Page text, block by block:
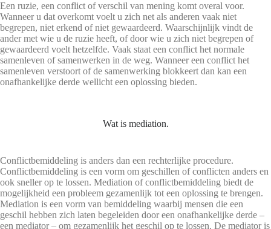
Een ruzie, een conflict of verschil van mening komt overal voor.
Wanneer u dat overkomt voelt u zich net als anderen vaak niet
begrepen, niet erkend of niet gewaardeerd. Waarschijnlijk vindt de
ander met wie u de ruzie heeft, of door wie u zich niet begrepen of
gewaardeerd voelt hetzelfde. Vaak staat een conflict het normale
samenleven of samenwerken in de weg. Wanneer een conflict het
samenleven verstoort of de samenwerking blokkeert dan kan een
onafhankelijke derde wellicht een oplossing bieden.
Wat is mediation.
Conflictbemiddeling is anders dan een rechterlijke procedure.
Conflictbemiddeling is een vorm om geschillen of conflicten anders en
ook sneller op te lossen. Mediation of conflictbemiddeling biedt de
mogelijkheid een probleem gezamenlijk tot een oplossing te brengen.
Mediation is een vorm van bemiddeling waarbij mensen die een
geschil hebben zich laten begeleiden door een onafhankelijke derde –
een mediator – om gezamenlijk het geschil op te lossen. De mediator is